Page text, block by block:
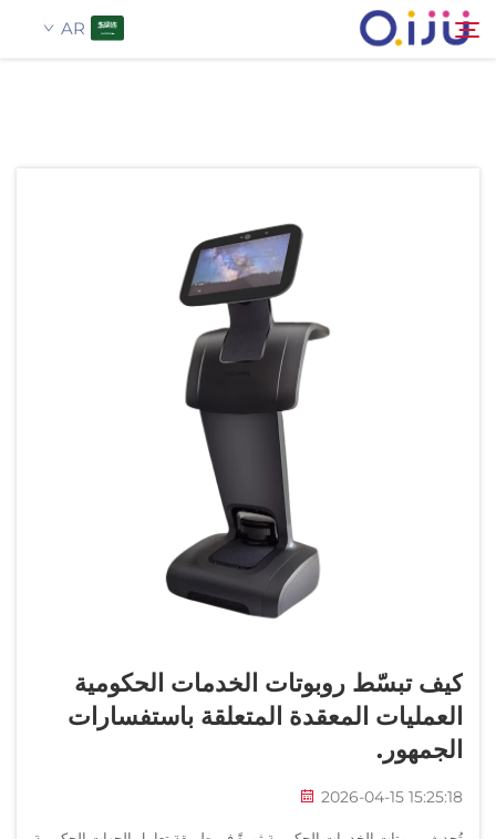
AR
كيف تبسّط روبوتات الخدمات الحكومية
العمليات المعقدة المتعلقة باستفسارات
الجمهور.
2026-04-15 15:25:18